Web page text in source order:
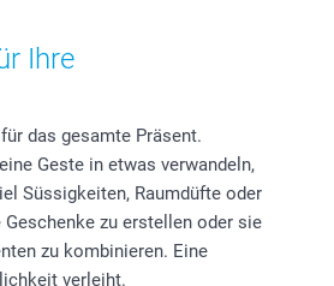
Ihre
das gesamte Präsent.
Geste in etwas verwandeln,
Süssigkeiten, Raumdüfte oder
zu erstellen oder sie
zu kombinieren. Eine
verleiht.